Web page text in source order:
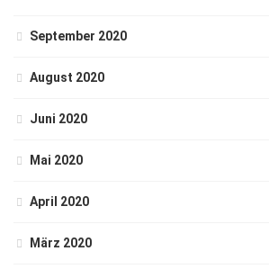
September 2020
August 2020
Juni 2020
Mai 2020
April 2020
März 2020